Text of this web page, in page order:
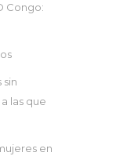
Congo:
sin
las que
en